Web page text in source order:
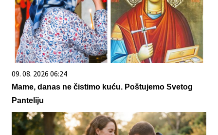
09. 08. 2026 06:24
Mame, danas ne čistimo kuću. Poštujemo Svetog
Panteliju